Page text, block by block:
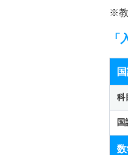
※教
「
科
国